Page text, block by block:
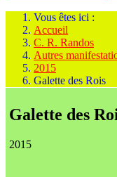
Vous êtes ici :
Accueil
C. R. Randos
Autres
2015
Galette des Rois
Galette des
2015